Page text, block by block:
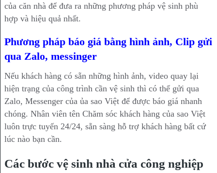
của căn nhà để đưa ra những phương pháp vệ sinh phù
hợp và hiệu quả nhất.
Phương pháp báo giá bằng hình ảnh, Clip gửi
qua Zalo, messinger
Nếu khách hàng có sẵn những hình ảnh, video quay lại
hiện trạng của công trình cần vệ sinh thì có thể gửi qua
Zalo, Messenger của ủa sao Việt để được báo giá nhanh
chóng. Nhân viên tên Chăm sóc khách hàng của sao Việt
luôn trực tuyến 24/24, sẵn sàng hỗ trợ khách hàng bất cứ
lúc nào bạn cần.
Các bước vệ sinh nhà cửa công nghiệp